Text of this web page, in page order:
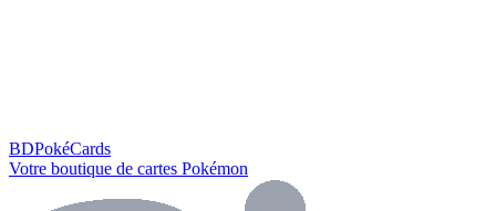
BDPokéCards
Votre boutique de cartes Pokémon